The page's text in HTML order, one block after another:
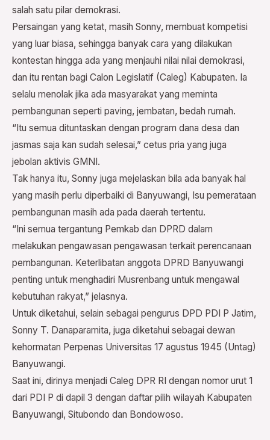
salah satu pilar demokrasi.
Persaingan yang ketat, masih Sonny, membuat kompetisi
yang luar biasa, sehingga banyak cara yang dilakukan
kontestan hingga ada yang menjauhi nilai nilai demokrasi,
dan itu rentan bagi Calon Legislatif (Caleg) Kabupaten. Ia
selalu menolak jika ada masyarakat yang meminta
pembangunan seperti paving, jembatan, bedah rumah.
“Itu semua dituntaskan dengan program dana desa dan
jasmas saja kan sudah selesai,” cetus pria yang juga
jebolan aktivis GMNI.
Tak hanya itu, Sonny juga mejelaskan bila ada banyak hal
yang masih perlu diperbaiki di Banyuwangi, Isu pemerataan
pembangunan masih ada pada daerah tertentu.
“Ini semua tergantung Pemkab dan DPRD dalam
melakukan pengawasan pengawasan terkait perencanaan
pembangunan. Keterlibatan anggota DPRD Banyuwangi
penting untuk menghadiri Musrenbang untuk mengawal
kebutuhan rakyat,” jelasnya.
Untuk diketahui, selain sebagai pengurus DPD PDI P Jatim,
Sonny T. Danaparamita, juga diketahui sebagai dewan
kehormatan Perpenas Universitas 17 agustus 1945 (Untag)
Banyuwangi.
Saat ini, dirinya menjadi Caleg DPR RI dengan nomor urut 1
dari PDI P di dapil 3 dengan daftar pilih wilayah Kabupaten
Banyuwangi, Situbondo dan Bondowoso.